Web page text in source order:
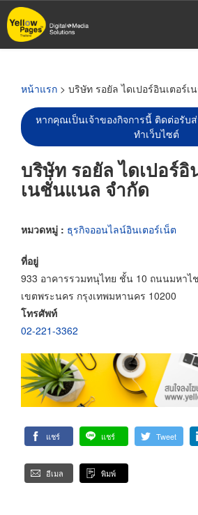
ข้าม
ไป
หน้าแรก > บริษัท รอยัล ไดเปอร์อินเตอร์
หากคุณเป็นเจ้าของกิจการนี้ ติดต่อรับ
ทำเว็บไซต์
บริษัท รอยัล ไดเปอร์อิ
เนชั่นแนล จำกัด
หมวดหมู่ : ธุรกิจออนไลน์อินเตอร์เน็ต
ที่อยู่
933 อาคารรวมทนุไทย ชั้น 10 ถนนมหาไ
เขตพระนคร กรุงเทพมหานคร 10200
โทรศัพท์
02-221-3362
แชร์ แชร์ Tweet
อีเมล พิมพ์